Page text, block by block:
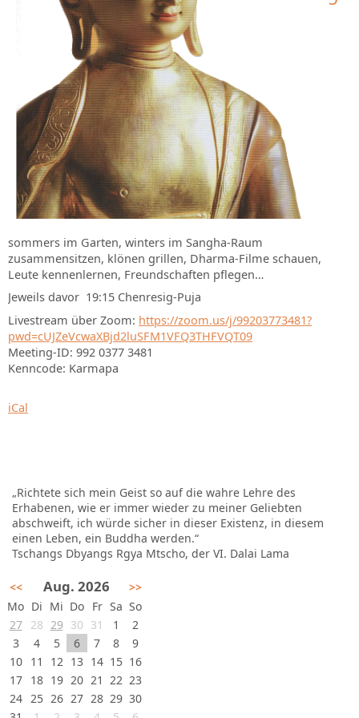
sommers im Garten, winters im Sangha-Raum
zusammensitzen, klönen grillen, Dharma-Filme schauen,
Leute kennenlernen, Freundschaften pflegen…
Jeweils davor 19:15 Chenresig-Puja
Livestream über Zoom: https://zoom.us/j/99203773481?
pwd=cUJZeVcwaXBjd2luSFM1VFQ3THFVQT09
Meeting-ID: 992 0377 3481
Kenncode: Karmapa
iCal
„Richtete sich mein Geist so auf die wahre Lehre des
Erhabenen, wie er immer wieder zu meiner Geliebten
abschweift, ich würde sicher in dieser Existenz, in diesem
einen Leben, ein Buddha werden.“
Tschangs Dbyangs Rgya Mtscho, der VI. Dalai Lama
<< Aug. 2026
>>
Mo Di Mi Do Fr Sa So
27
28 29 30 31 1
2
3
4 5 6 7 8
9
10
11 12 13 14 15 16
17
18 19 20 21 22 23
24
25 26 27 28 29 30